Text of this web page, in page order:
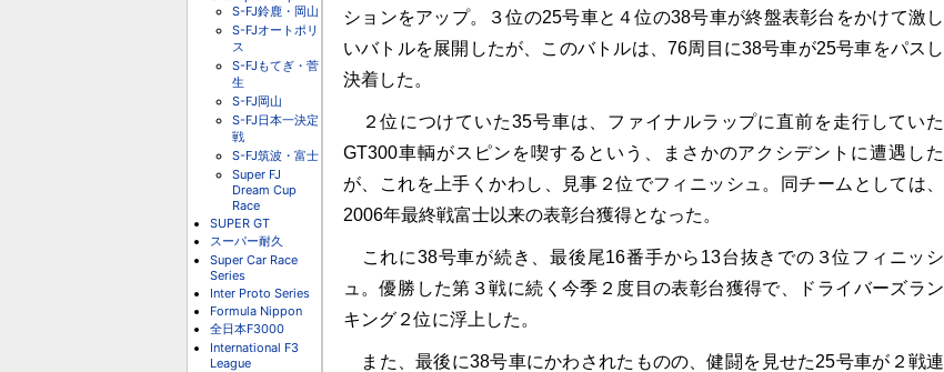
S-FJ鈴鹿・岡山
S-FJオートポリ
ス
S-FJもてぎ・菅
生
S-FJ岡山
S-FJ日本一決定
戦
S-FJ筑波・富士
Super FJ
Dream Cup
Race
SUPER GT
スーパー耐久
Super Car Race
Series
Inter Proto Series
Formula Nippon
全日本F3000
International F3
League
ションをアップ。３位の25号車と４位の38号車が終盤表彰台をかけて激し
いバトルを展開したが、このバトルは、76周目に38号車が25号車をパスし
決着した。
２位につけていた35号車は、ファイナルラップに直前を走行していた
GT300車輌がスピンを喫するという、まさかのアクシデントに遭遇した
が、これを上手くかわし、見事２位でフィニッシュ。同チームとしては、
2006年最終戦富士以来の表彰台獲得となった。
これに38号車が続き、最後尾16番手から13台抜きでの３位フィニッシ
ュ。優勝した第３戦に続く今季２度目の表彰台獲得で、ドライバーズラン
キング２位に浮上した。
また、最後に38号車にかわされたものの、健闘を見せた25号車が２戦連